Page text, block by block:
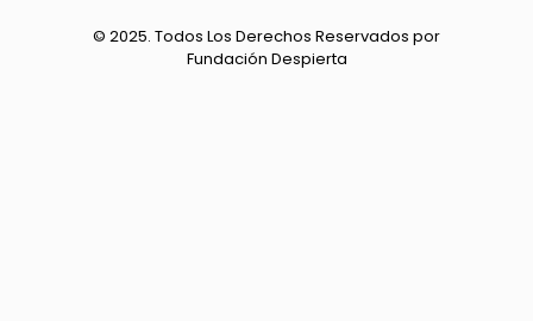
© 2025. Todos Los Derechos Reservados por
Fundación Despierta